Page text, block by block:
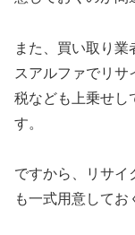
また、買い取り
スアルファでリサ
税なども上乗せし
す。
ですから、リサイ
も一式用意してお